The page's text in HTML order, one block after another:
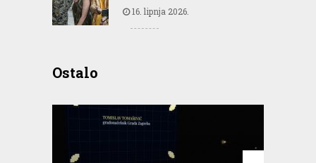
16. lipnja 2026.
Ostalo